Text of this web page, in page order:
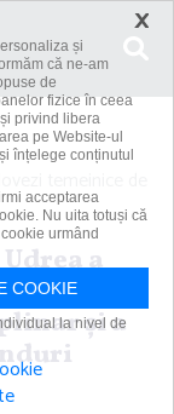
temeinice de
a
şi a
×
și
că ne-am
de
fizice în ceea
privind libera
pe Website-ul
înțelege conținutul
acceptarea
Nu uita totuși că
urmând
COOKIE
la nivel de